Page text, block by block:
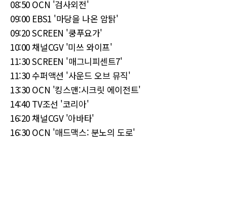
08:50 OCN '검사외전'
09:00 EBS1 '마당을 나온 암탉'
09:20 SCREEN '쿵푸요가'
10:00 채널CGV '미쓰 와이프'
11:30 SCREEN '매그니피센트7'
11:30 수퍼액션 '사운드 오브 뮤직'
13:30 OCN '킹스맨:시크릿 에이전트'
14:40 TV조선 '코리아'
16:20 채널CGV '아바타'
16:30 OCN '매드맥스: 분노의 도로'